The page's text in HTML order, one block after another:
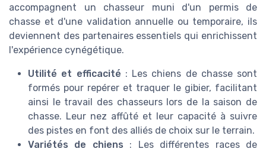
accompagnent un chasseur muni d'un permis de
chasse et d'une validation annuelle ou temporaire, ils
deviennent des partenaires essentiels qui enrichissent
l'expérience cynégétique.
Utilité et efficacité : Les chiens de chasse sont
formés pour repérer et traquer le gibier, facilitant
ainsi le travail des chasseurs lors de la saison de
chasse. Leur nez affûté et leur capacité à suivre
des pistes en font des alliés de choix sur le terrain.
Variétés de chiens : Les différentes races de